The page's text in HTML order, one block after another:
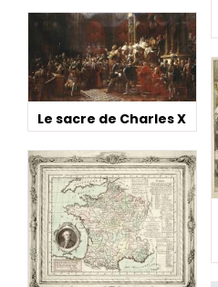
Le sacre de Charles X